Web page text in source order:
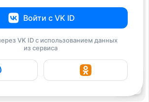
Войти с VK ID
VK ID с использованием данных
из сервиса